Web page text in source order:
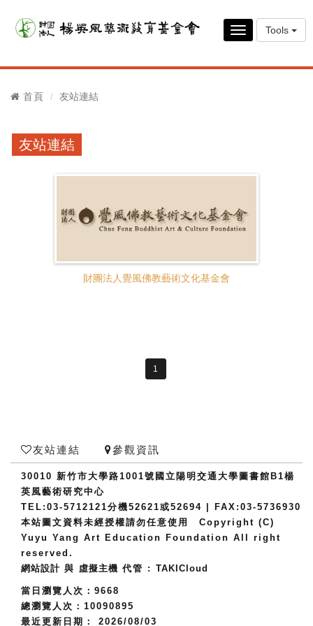
Tools
Toggle
navigation
首頁 友站連結
友站連結
財團法人覺風佛教藝術文化基金會
1
友站連結 參觀資訊
30010 新竹市大學路1001號國立陽明交通大學圖書館B1楊
英風藝術研究中心
TEL:03-5712121分機52621或52694 | FAX:03-5736930
本站圖文資料未經授權請勿任意使用 Copyright (C)
Yuyu Yang Art Education Foundation All right
reserved.
網站設計 與 虛擬主機 代管 : TAKICloud
當日瀏覽人次：9668
總瀏覽人次：10090895
最近更新日期： 2026/08/03